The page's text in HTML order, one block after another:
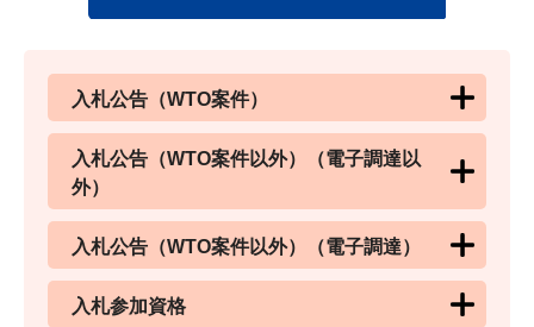
入札公告（WTO案件）
入札公告（WTO案件以外）（電子調達以
外）
入札公告（WTO案件以外）（電子調達）
入札参加資格